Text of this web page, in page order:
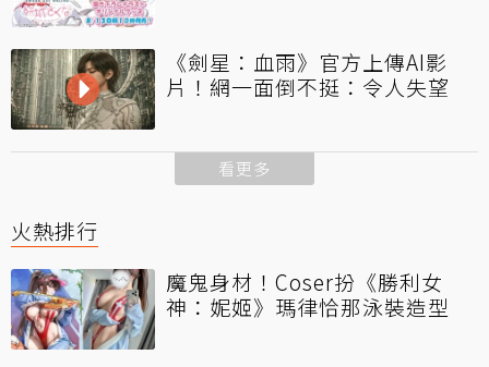
《劍星：血雨》官方上傳AI影
片！網一面倒不挺：令人失望
看更多
火熱排行
魔鬼身材！Coser扮《勝利女
神：妮姬》瑪律恰那泳裝造型